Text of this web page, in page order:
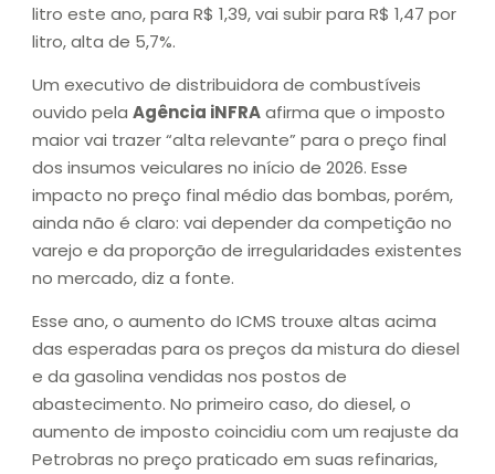
litro este ano, para R$ 1,39, vai subir para R$ 1,47 por
litro, alta de 5,7%.
Um executivo de distribuidora de combustíveis
ouvido pela Agência iNFRAafirma que o imposto
maior vai trazer “alta relevante” para o preço final
dos insumos veiculares no início de 2026. Esse
impacto no preço final médio das bombas, porém,
ainda não é claro: vai depender da competição no
varejo e da proporção de irregularidades existentes
no mercado, diz a fonte.
Esse ano, o aumento do ICMS trouxe altas acima
das esperadas para os preços da mistura do diesel
e da gasolina vendidas nos postos de
abastecimento. No primeiro caso, do diesel, o
aumento de imposto coincidiu com um reajuste da
Petrobras no preço praticado em suas refinarias,